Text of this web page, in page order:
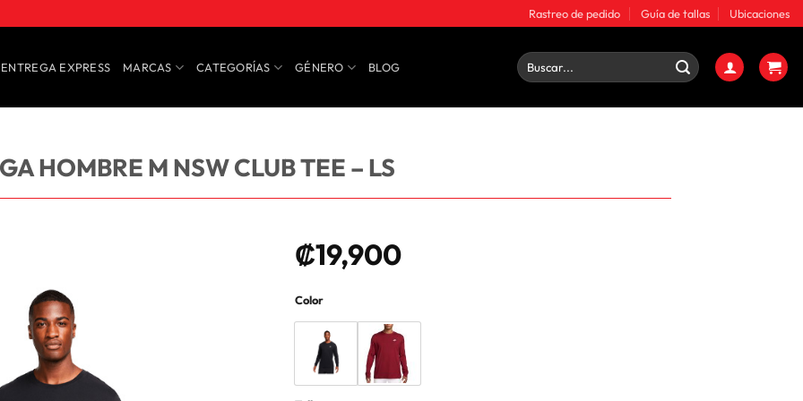
Rastreo de pedido Guía de tallas Ubicaciones
ENTREGA EXPRESS MARCAS CATEGORÍAS GÉNERO BLOG
Buscar
por:
HOMBRE M NSW CLUB TEE – LS
₡19,900
Color